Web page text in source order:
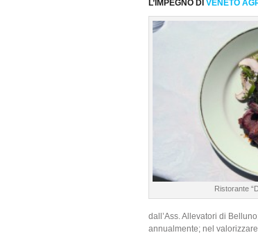
L’IMPEGNO DI VENETO
Ristorante
dall’Ass. Allevatori di
annualmente; nel